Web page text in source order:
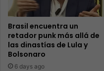
Brasil encuentra un
retador punk más allá de
las dinastías de Lula y
Bolsonaro
6 days ago